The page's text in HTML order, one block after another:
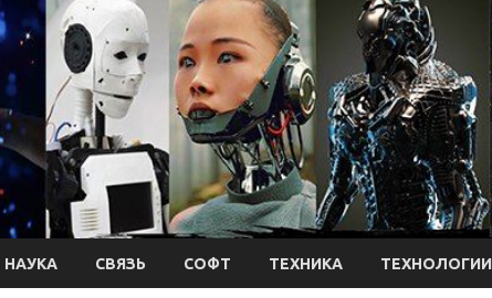
НАУКА СВЯЗЬ СОФТ ТЕХНИКА ТЕХНОЛОГИИ